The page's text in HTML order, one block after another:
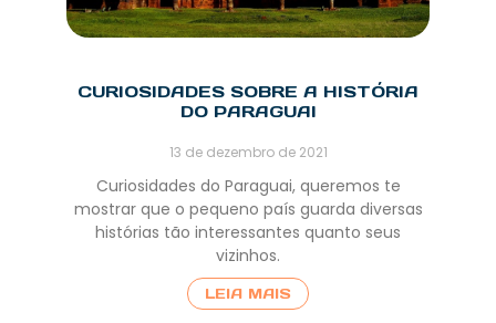
CURIOSIDADES SOBRE A HISTÓRIA
DO PARAGUAI
13 de dezembro de 2021
Curiosidades do Paraguai, queremos te
mostrar que o pequeno país guarda diversas
histórias tão interessantes quanto seus
vizinhos.
LEIA MAIS